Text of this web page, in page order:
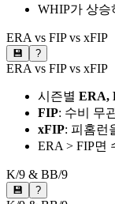
WHIP가 상승
ERA vs FIP vs xFIP
💾 ?
ERA vs FIP vs xFIP
시즌별 ERA,
FIP: 수비 무
xFIP: 피홈런
ERA > FIP면
K/9 & BB/9
💾 ?